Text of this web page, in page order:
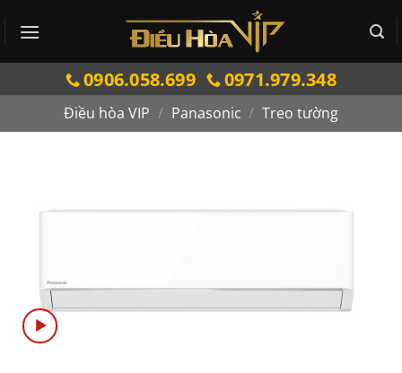
qua
0906.058.699 0971.979.348
Điều hòa VIP / Panasonic / Treo tường